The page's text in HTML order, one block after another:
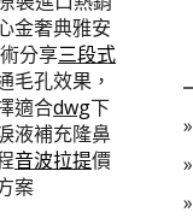
金奢典雅安
分享三段式
毛孔效果，
適合dwg下
液補充隆鼻
音波拉提價
案